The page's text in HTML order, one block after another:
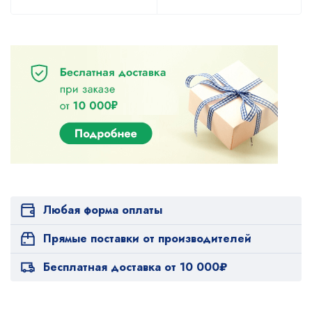
Любая форма оплаты
Прямые поставки от производителей
Бесплатная доставка от 10 000₽